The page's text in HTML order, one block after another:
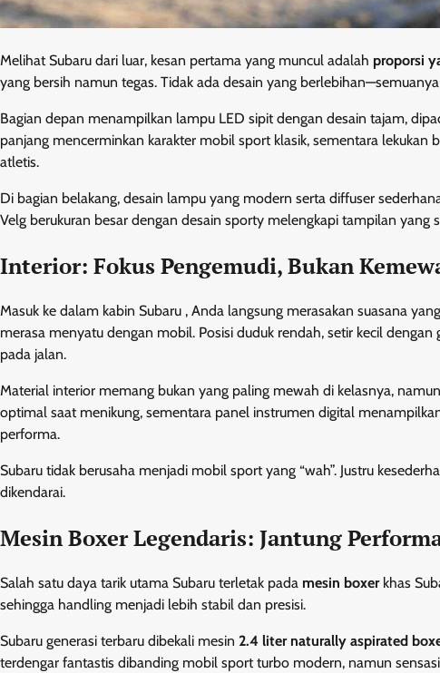
Melihat Subaru dari luar, kesan pertama yang muncul adalah proporsi
yang bersih namun tegas. Tidak ada desain yang
Bagian depan menampilkan lampu LED sipit dengan desain tajam,
panjang mencerminkan karakter mobil sport klasik, sementara
atletis.
Di bagian belakang, desain lampu yang modern serta diffuser
Velg berukuran besar dengan desain sporty melengkapi tampilan yang
Interior: Fokus Pengemudi, Bukan
Masuk ke dalam kabin Subaru , Anda langsung merasakan suasana yang
merasa menyatu dengan mobil. Posisi duduk rendah, setir kecil
pada jalan.
Material interior memang bukan yang paling mewah di kelasnya,
optimal saat menikung, sementara panel instrumen digital
performa.
Subaru tidak berusaha menjadi mobil sport yang “wah”. Justru
dikendarai.
Mesin Boxer Legendaris: Jantung
Salah satu daya tarik utama Subaru terletak pada mesin boxerkhas
sehingga handling menjadi lebih stabil dan presisi.
Subaru generasi terbaru dibekali mesin 2.4 liter naturally aspirated
terdengar fantastis dibanding mobil sport turbo modern, namun